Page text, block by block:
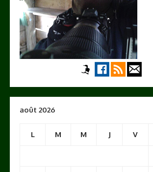
août 2026
L M M J V